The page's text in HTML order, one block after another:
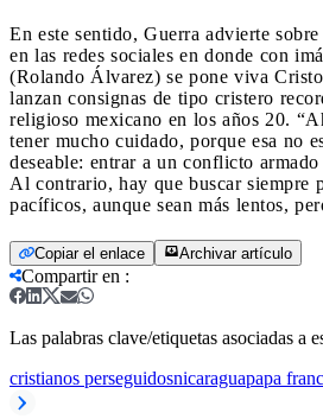
En este sentido, Guerra advierte
en las redes sociales en donde con
(Rolando Álvarez) se pone viva
lanzan consignas de tipo cristero
religioso mexicano en los años 20.
tener mucho cuidado, porque esa no
deseable: entrar a un conflicto
Al contrario, hay que buscar siempre
pacíficos, aunque sean más lentos,
Copiar el enlace Archivar artículo
Compartir en :
Las palabras clave/etiquetas asociadas a
cristianos perseguidosnicaraguapapa